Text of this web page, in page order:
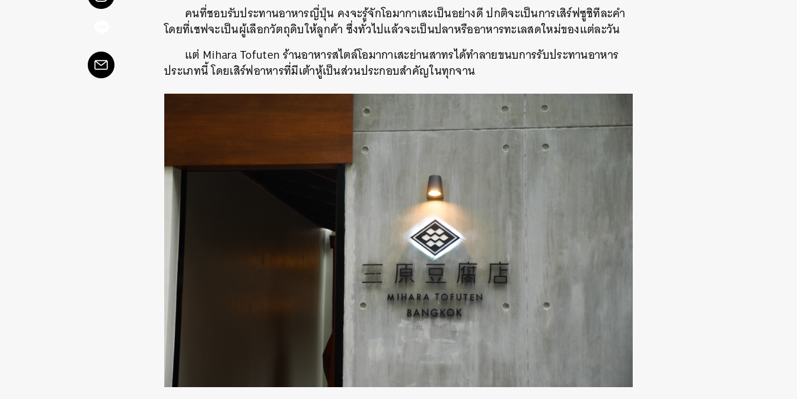
คนที่ชอบรับประทานอาหารญี่ปุ่น คงจะรู้จักโอมากาเสะเป็นอย่างดี ปกติจะเป็นการเสิร์ฟซูชิทีละคำ
โดยที่เชฟจะเป็นผู้เลือกวัตถุดิบให้ลูกค้า ซึ่งทั่วไปแล้วจะเป็นปลาหรืออาหารทะเลสดใหม่ของแต่ละวัน
แต่ Mihara Tofuten ร้านอาหารสไตล์โอมากาเสะย่านสาทรได้ทำลายขนบการรับประทานอาหาร
ประเภทนี้ โดยเสิร์ฟอาหารที่มีเต้าหู้เป็นส่วนประกอบสำคัญในทุกจาน